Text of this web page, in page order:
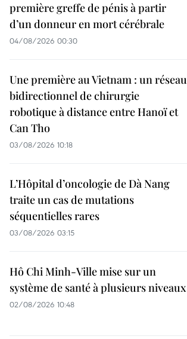
première greffe de pénis à partir
d’un donneur en mort cérébrale
04/08/2026 00:30
Une première au Vietnam : un réseau
bidirectionnel de chirurgie
robotique à distance entre Hanoï et
Can Tho
03/08/2026 10:18
L’Hôpital d’oncologie de Dà Nang
traite un cas de mutations
séquentielles rares
03/08/2026 03:15
Hô Chi Minh-Ville mise sur un
système de santé à plusieurs niveaux
02/08/2026 10:48